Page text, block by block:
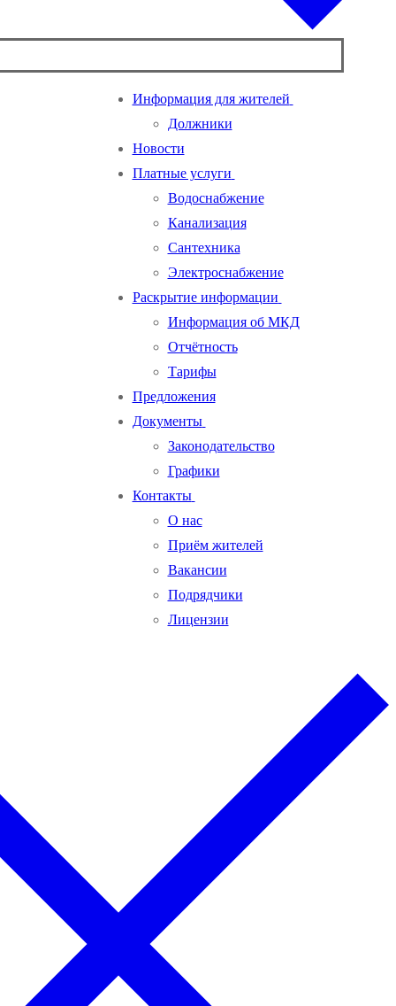
Информация для жителей
Должники
Новости
Платные услуги
Водоснабжение
Канализация
Сантехника
Электроснабжение
Раскрытие информации
Информация об МКД
Отчётность
Тарифы
Предложения
Документы
Законодательство
Графики
Контакты
О нас
Приём жителей
Вакансии
Подрядчики
Лицензии